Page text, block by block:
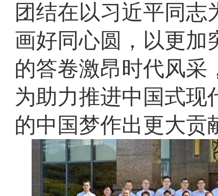
团结在以习近平同
画好同心圆，以更加
的答卷激昂时代风采
为助力推进中国式现
的中国梦作出更大贡